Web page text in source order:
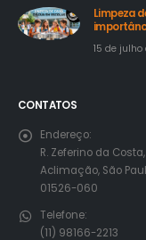
Limpeza
15 de
CONTATOS
Endereço:
R. Zeferino da
Aclimação, São
01526-060
Telefone:
(11) 98166-2213